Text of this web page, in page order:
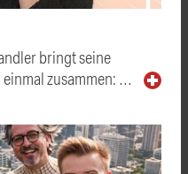
bringt seine
zusammen: …